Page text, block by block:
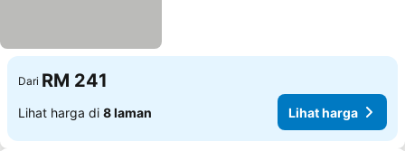
Dari RM 241
Lihat harga di 8 laman Lihat harga